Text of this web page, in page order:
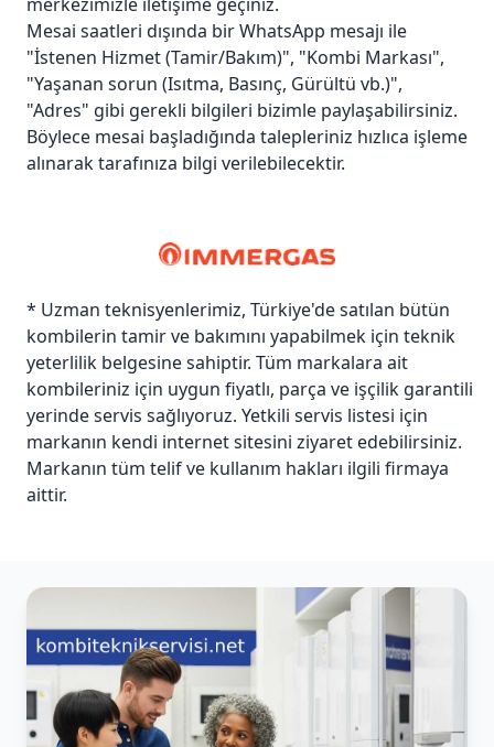
Mesai saatleri dışında bir WhatsApp mesajı ile
"İstenen Hizmet (Tamir/Bakım)", "Kombi Markası",
"Yaşanan sorun (Isıtma, Basınç, Gürültü vb.)",
"Adres" gibi gerekli bilgileri bizimle paylaşabilirsiniz.
Böylece mesai başladığında talepleriniz hızlıca işleme
alınarak tarafınıza bilgi verilebilecektir.
* Uzman teknisyenlerimiz, Türkiye'de satılan bütün
kombilerin tamir ve bakımını yapabilmek için teknik
yeterlilik belgesine sahiptir. Tüm markalara ait
kombileriniz için uygun fiyatlı, parça ve işçilik garantili
yerinde servis sağlıyoruz. Yetkili servis listesi için
markanın kendi internet sitesini ziyaret edebilirsiniz.
Markanın tüm telif ve kullanım hakları ilgili firmaya
aittir.